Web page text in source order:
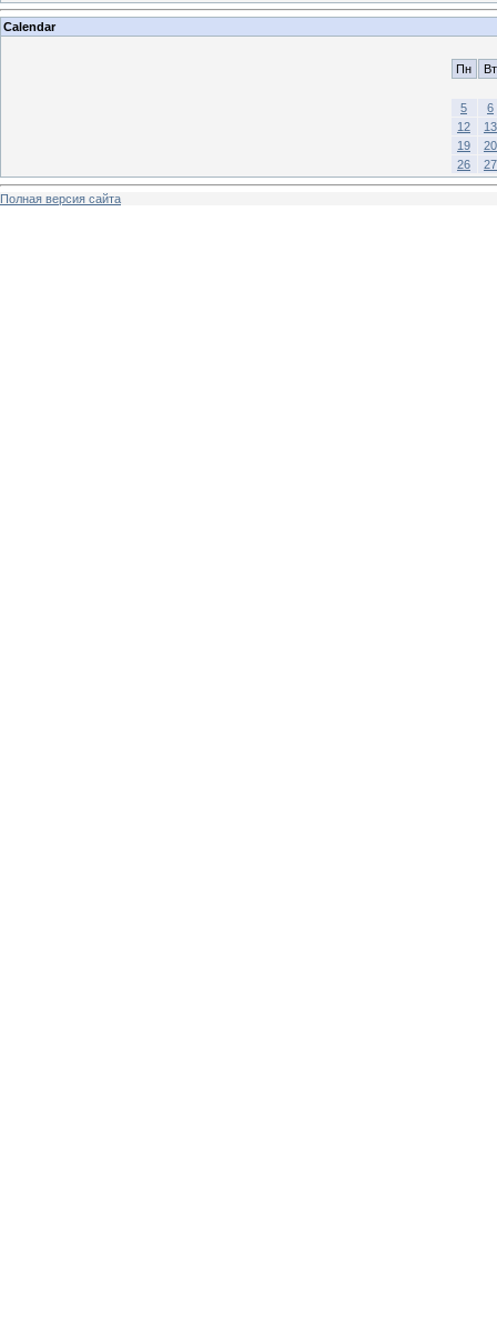
Calendar
Пн Вт
5
6
12
13
19
20
26
27
Полная версия сайта